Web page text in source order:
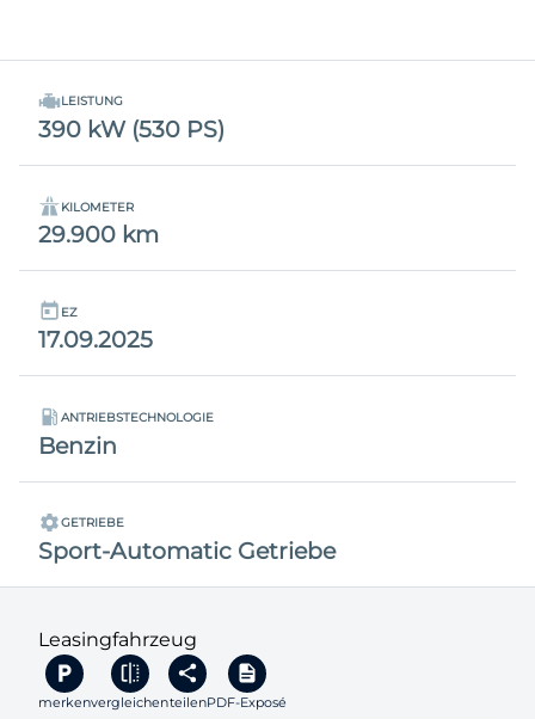
LEISTUNG
390 kW (530 PS)
KILOMETER
29.900 km
EZ
17.09.2025
ANTRIEBSTECHNOLOGIE
Benzin
GETRIEBE
Sport-Automatic Getriebe
Leasingfahrzeug
merkenvergleichenteilenPDF-Exposé